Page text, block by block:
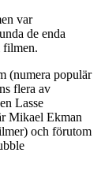
var
de enda
filmen.
(numera populär
flera av
Lasse
Mikael Ekman
och förutom